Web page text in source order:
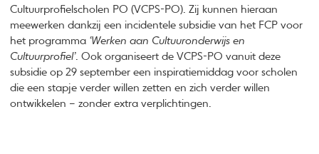
Cultuurprofielscholen PO (VCPS-PO). Zij kunnen hieraan
meewerken dankzij een incidentele subsidie van het FCP voor
het programma ‘Werken aan Cultuuronderwijs en
Cultuurprofiel’. Ook organiseert de VCPS-PO vanuit deze
subsidie op 29 september een inspiratiemiddag voor scholen
die een stapje verder willen zetten en zich verder willen
ontwikkelen – zonder extra verplichtingen.